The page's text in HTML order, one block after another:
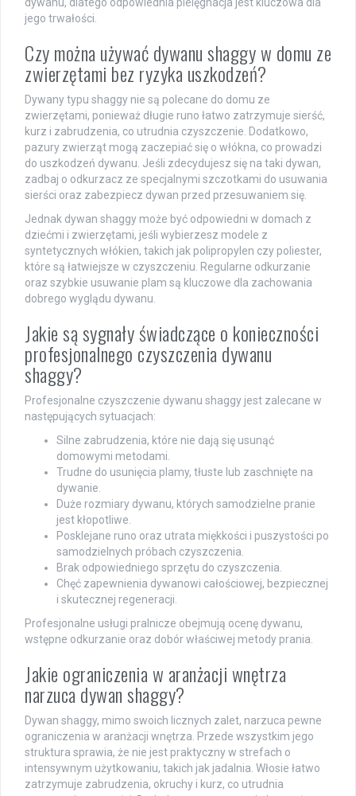
jego trwałości.
Czy można używać dywanu shaggy w domu ze
zwierzętami bez ryzyka uszkodzeń?
Dywany typu shaggy nie są polecane do domu ze
zwierzętami, ponieważ długie runo łatwo zatrzymuje sierść,
kurz i zabrudzenia, co utrudnia czyszczenie. Dodatkowo,
pazury zwierząt mogą zaczepiać się o włókna, co prowadzi
do uszkodzeń dywanu. Jeśli zdecydujesz się na taki dywan,
zadbaj o odkurzacz ze specjalnymi szczotkami do usuwania
sierści oraz zabezpiecz dywan przed przesuwaniem się.
Jednak dywan shaggy może być odpowiedni w domach z
dziećmi i zwierzętami, jeśli wybierzesz modele z
syntetycznych włókien, takich jak polipropylen czy poliester,
które są łatwiejsze w czyszczeniu. Regularne odkurzanie
oraz szybkie usuwanie plam są kluczowe dla zachowania
dobrego wyglądu dywanu.
Jakie są sygnały świadczące o konieczności
profesjonalnego czyszczenia dywanu
shaggy?
Profesjonalne czyszczenie dywanu shaggy jest zalecane w
następujących sytuacjach:
Silne zabrudzenia, które nie dają się usunąć
domowymi metodami.
Trudne do usunięcia plamy, tłuste lub zaschnięte na
dywanie.
Duże rozmiary dywanu, których samodzielne pranie
jest kłopotliwe.
Posklejane runo oraz utrata miękkości i puszystości po
samodzielnych próbach czyszczenia.
Brak odpowiedniego sprzętu do czyszczenia.
Chęć zapewnienia dywanowi całościowej, bezpiecznej
i skutecznej regeneracji.
Profesjonalne usługi pralnicze obejmują ocenę dywanu,
wstępne odkurzanie oraz dobór właściwej metody prania.
Jakie ograniczenia w aranżacji wnętrza
narzuca dywan shaggy?
Dywan shaggy, mimo swoich licznych zalet, narzuca pewne
ograniczenia w aranżacji wnętrza. Przede wszystkim jego
struktura sprawia, że nie jest praktyczny w strefach o
intensywnym użytkowaniu, takich jak jadalnia. Włosie łatwo
zatrzymuje zabrudzenia, okruchy i kurz, co utrudnia